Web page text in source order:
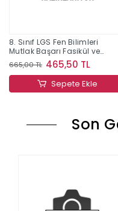
8. Sınıf LGS Fen Bilimleri
Mutlak Başarı Fasikül ve
Soru Bankası
665,00 TL 465,50 TL
Sepete Ekle
Son